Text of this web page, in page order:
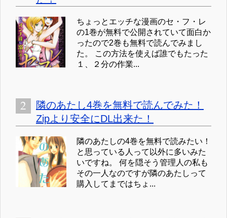
ちょっとエッチな漫画のセ・フ・レ
の1巻が無料で公開されていて面白か
ったので2巻も無料で読んでみまし
た。 この方法を使えば誰でもたった
１、２分の作業...
隣のあたし4巻を無料で読んでみた！
Zipより安全にDL出来た！
隣のあたしの4巻を無料で読みたい！
と思っている人って以外に多いみた
いですね。 何を隠そう管理人の私も
その一人なのですが隣のあたしって
購入してまではちょ...